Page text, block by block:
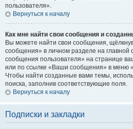
пользователя».
Вернуться к началу
Как мне найти свои сообщения и
Вы можете найти свои сообщения,
сообщения» в личном разделе на главной
сообщения пользователя» на странице
или по ссылке «Ваши сообщения» в меню
Чтобы найти созданные вами темы,
поиска, заполнив соответствующие поля.
Вернуться к началу
Подписки и закладки